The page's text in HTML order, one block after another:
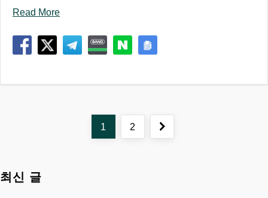
Read More
이
Page
1 Page
2 Next
최신 글